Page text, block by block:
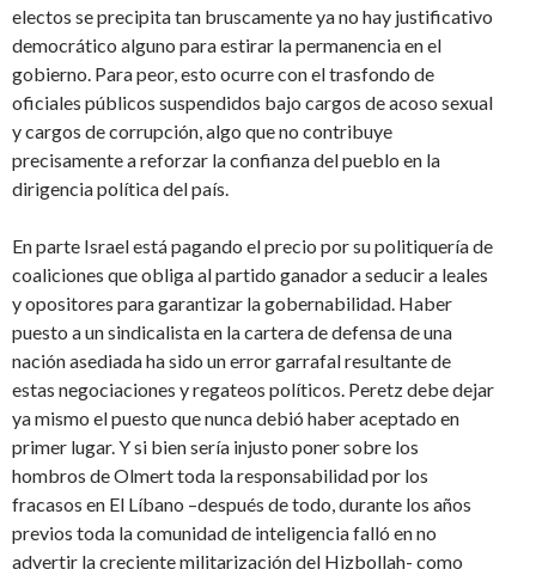
electos se precipita tan bruscamente ya no hay justificativo
democrático alguno para estirar la permanencia en el
gobierno. Para peor, esto ocurre con el trasfondo de
oficiales públicos suspendidos bajo cargos de acoso sexual
y cargos de corrupción, algo que no contribuye
precisamente a reforzar la confianza del pueblo en la
dirigencia política del país.
En parte Israel está pagando el precio por su politiquería de
coaliciones que obliga al partido ganador a seducir a leales
y opositores para garantizar la gobernabilidad. Haber
puesto a un sindicalista en la cartera de defensa de una
nación asediada ha sido un error garrafal resultante de
estas negociaciones y regateos políticos. Peretz debe dejar
ya mismo el puesto que nunca debió haber aceptado en
primer lugar. Y si bien sería injusto poner sobre los
hombros de Olmert toda la responsabilidad por los
fracasos en El Líbano –después de todo, durante los años
previos toda la comunidad de inteligencia falló en no
advertir la creciente militarización del Hizbollah- como